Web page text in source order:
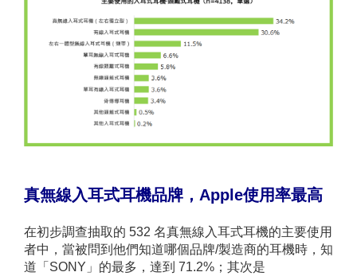
真無線入耳式耳機品牌， Apple使用率最高
在初步調查抽取的 532 名真無線入耳式耳機的主要使用
者中，當被問到他們知道哪個品牌/製造商的耳機時，知
道「SONY」的最多，達到 71.2%；其次是